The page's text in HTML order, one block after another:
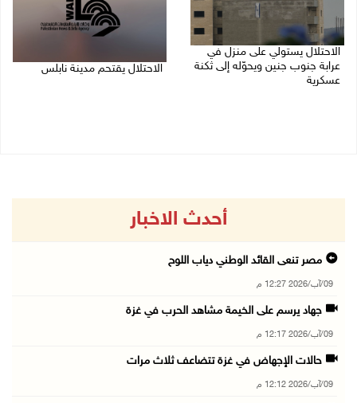
الاحتلال يستولي على منزل في
عرابة جنوب جنين ويحوّله إلى ثكنة
عسكرية
الاحتلال يقتحم مدينة نابلس
أحدث الاخبار
مصر تنعى القائد الوطني دياب اللوح
09/آب/2026 12:27 م
جهاد يرسم على الخيمة مشاهد الحرب في غزة
09/آب/2026 12:17 م
حالات الإجهاض في غزة تتضاعف ثلاث مرات
09/آب/2026 12:12 م